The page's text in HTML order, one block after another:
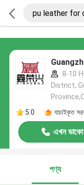
8-10
District,
5.0
যাচাইকৃত
এখন ডাকো
পণ্য